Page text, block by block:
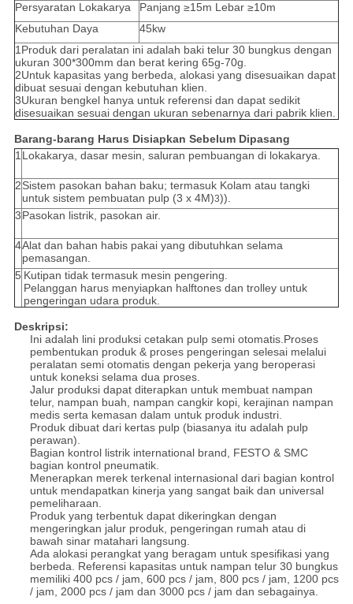
Persyaratan Lokakarya
Panjang ≥15m Lebar ≥10m
Kebutuhan Daya
45kw
1Produk dari peralatan ini adalah baki telur 30 bungkus dengan
ukuran 300*300mm dan berat kering 65g-70g.
2Untuk kapasitas yang berbeda, alokasi yang disesuaikan dapat
dibuat sesuai dengan kebutuhan klien.
3Ukuran bengkel hanya untuk referensi dan dapat sedikit
disesuaikan sesuai dengan ukuran sebenarnya dari pabrik klien.
Barang-barang Harus Disiapkan Sebelum Dipasang
1Lokakarya, dasar mesin, saluran pembuangan di lokakarya.
2Sistem pasokan bahan baku; termasuk Kolam atau tangki
untuk sistem pembuatan pulp (3 x 4M)3)).
3Pasokan listrik, pasokan air.
4Alat dan bahan habis pakai yang dibutuhkan selama
pemasangan.
5 Kutipan tidak termasuk mesin pengering.
Pelanggan harus menyiapkan halftones dan trolley untuk
pengeringan udara produk.
Deskripsi:
Ini adalah lini produksi cetakan pulp semi otomatis.Proses
pembentukan produk & proses pengeringan selesai melalui
peralatan semi otomatis dengan pekerja yang beroperasi
untuk koneksi selama dua proses.
Jalur produksi dapat diterapkan untuk membuat nampan
telur, nampan buah, nampan cangkir kopi, kerajinan nampan
medis serta kemasan dalam untuk produk industri.
Produk dibuat dari kertas pulp (biasanya itu adalah pulp
perawan).
Bagian kontrol listrik international brand, FESTO & SMC
bagian kontrol pneumatik.
Menerapkan merek terkenal internasional dari bagian kontrol
untuk mendapatkan kinerja yang sangat baik dan universal
pemeliharaan.
Produk yang terbentuk dapat dikeringkan dengan
mengeringkan jalur produk, pengeringan rumah atau di
bawah sinar matahari langsung.
Ada alokasi perangkat yang beragam untuk spesifikasi yang
berbeda. Referensi kapasitas untuk nampan telur 30 bungkus
memiliki 400 pcs / jam, 600 pcs / jam, 800 pcs / jam, 1200 pcs
/ jam, 2000 pcs / jam dan 3000 pcs / jam dan sebagainya.